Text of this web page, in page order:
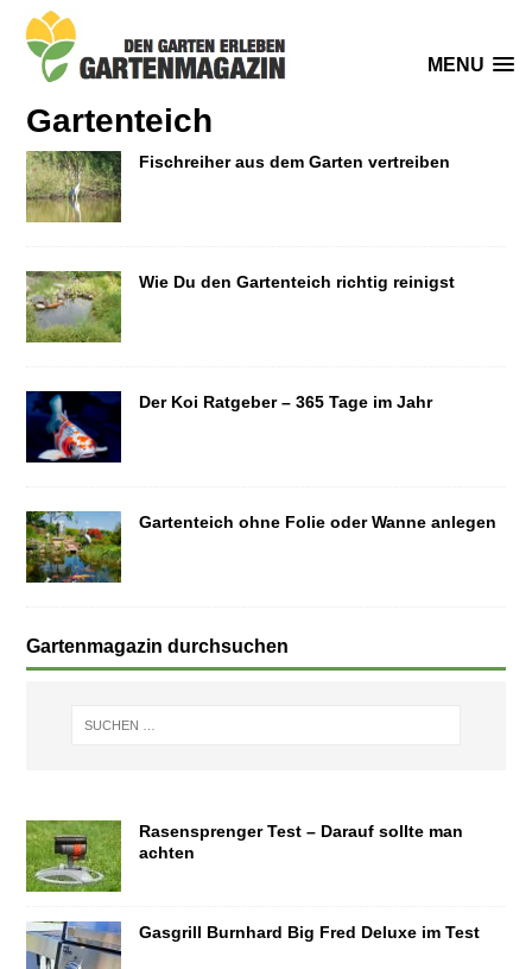
MENU
Gartenteich
Fischreiher aus dem Garten vertreiben
Wie Du den Gartenteich richtig reinigst
Der Koi Ratgeber – 365 Tage im Jahr
Gartenteich ohne Folie oder Wanne anlegen
Gartenmagazin durchsuchen
Rasensprenger Test – Darauf sollte man
achten
Gasgrill Burnhard Big Fred Deluxe im Test